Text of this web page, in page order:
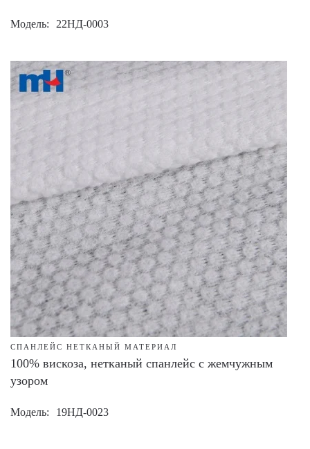
Модель 22НД-0003
СПАНЛЕЙС НЕТКАНЫЙ МАТЕРИАЛ
100% вискоза, нетканый спанлейс с жемчужным
узором
Модель 19НД-0023